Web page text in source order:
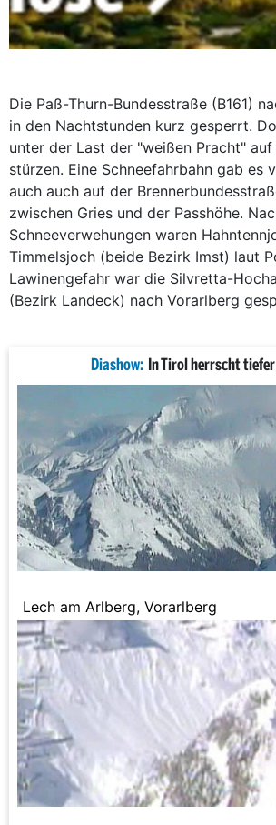
Die Paß-Thurn-Bundesstraße (B161)
in den Nachtstunden kurz gesperrt.
unter der Last der "weißen Pracht" auf
stürzen. Eine Schneefahrbahn gab es
auch auch auf der
zwischen Gries und der Passhöhe.
Schneeverwehungen waren
Timmelsjoch (beide Bezirk Imst) laut
Lawinengefahr war die Silvretta-
(Bezirk Landeck) nach Vorarlberg
Diashow: In Tirol herrscht
Lech am Arlberg, Vorarlberg